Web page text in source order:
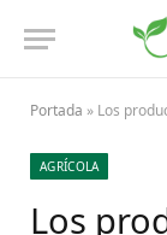
Portada » Los
AGRÍCOLA
Los